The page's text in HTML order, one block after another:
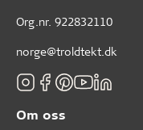
Org.nr. 922832110
norge@troldtekt.dk
Om oss